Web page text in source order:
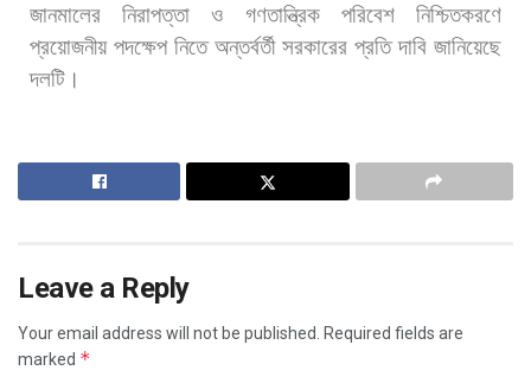
জানমালের
নিরাপত্তা ও গণতান্ত্রিক পরিবেশ
নিশ্চিতকরণে
প্রয়োজনীয় পদক্ষেপ নিতে অন্তর্বর্তী সরকারের প্রতি দাবি জানিয়েছে
দলটি।
Leave a Reply
Your email address will not be published.
Required fields are
marked *